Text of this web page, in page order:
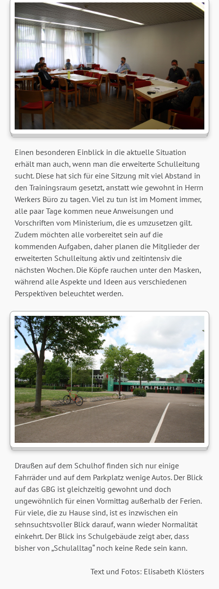
Einen besonderen Einblick in die aktuelle Situation
erhält man auch, wenn man die erweiterte Schulleitung
sucht. Diese hat sich für eine Sitzung mit viel Abstand in
den Trainingsraum gesetzt, anstatt wie gewohnt in Herrn
Werkers Büro zu tagen. Viel zu tun ist im Moment immer,
alle paar Tage kommen neue Anweisungen und
Vorschriften vom Ministerium, die es umzusetzen gilt.
Zudem möchten alle vorbereitet sein auf die
kommenden Aufgaben, daher planen die Mitglieder der
erweiterten Schulleitung aktiv und zeitintensiv die
nächsten Wochen. Die Köpfe rauchen unter den Masken,
während alle Aspekte und Ideen aus verschiedenen
Perspektiven beleuchtet werden.
Draußen auf dem Schulhof finden sich nur einige
Fahrräder und auf dem Parkplatz wenige Autos. Der Blick
auf das GBG ist gleichzeitig gewohnt und doch
ungewöhnlich für einen Vormittag außerhalb der Ferien.
Für viele, die zu Hause sind, ist es inzwischen ein
sehnsuchtsvoller Blick darauf, wann wieder Normalität
einkehrt. Der Blick ins Schulgebäude zeigt aber, dass
bisher von „Schulalltag“ noch keine Rede sein kann.
Text und Fotos: Elisabeth Klösters